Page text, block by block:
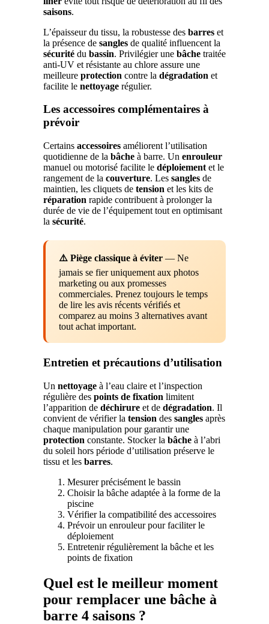
saisons.
L’épaisseur du tissu, la robustesse des barres et
la présence de sangles de qualité influencent la
sécurité du bassin. Privilégier une bâche traitée
anti-UV et résistante au chlore assure une
meilleure protection contre la dégradation et
facilite le nettoyage régulier.
Les accessoires complémentaires à
prévoir
Certains accessoires améliorent l’utilisation
quotidienne de la bâche à barre. Un enrouleur
manuel ou motorisé facilite le déploiement et le
rangement de la couverture. Les sangles de
maintien, les cliquets de tension et les kits de
réparation rapide contribuent à prolonger la
durée de vie de l’équipement tout en optimisant
la sécurité.
⚠️ Piège classique à éviter — Ne
jamais se fier uniquement aux photos
marketing ou aux promesses
commerciales. Prenez toujours le temps
de lire les avis récents vérifiés et
comparez au moins 3 alternatives avant
tout achat important.
Entretien et précautions d’utilisation
Un nettoyage à l’eau claire et l’inspection
régulière des points de fixation limitent
l’apparition de déchirure et de dégradation. Il
convient de vérifier la tension des sangles après
chaque manipulation pour garantir une
protection constante. Stocker la bâche à l’abri
du soleil hors période d’utilisation préserve le
tissu et les barres.
Mesurer précisément le bassin
Choisir la bâche adaptée à la forme de la
piscine
Vérifier la compatibilité des accessoires
Prévoir un enrouleur pour faciliter le
déploiement
Entretenir régulièrement la bâche et les
points de fixation
Quel est le meilleur moment
pour remplacer une bâche à
barre 4 saisons ?